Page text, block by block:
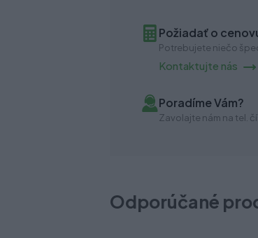
Požiadať o
Potrebujete niečo
Kontaktujte nás
Poradíme Vám?
Zavolajte nám na tel.
Odporúčané